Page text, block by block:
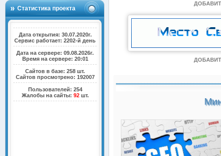
Статистика проекта
Дата открытия: 30.07.2020г.
Сервис работает: 2202-й день
Дата на сервере: 09.08.2026г.
Время на сервере: 20:01
Сайтов в базе: 258 шт.
Сайтов просмотрено: 192007
Пользователей: 254
Жалобы на сайты: 92шт.